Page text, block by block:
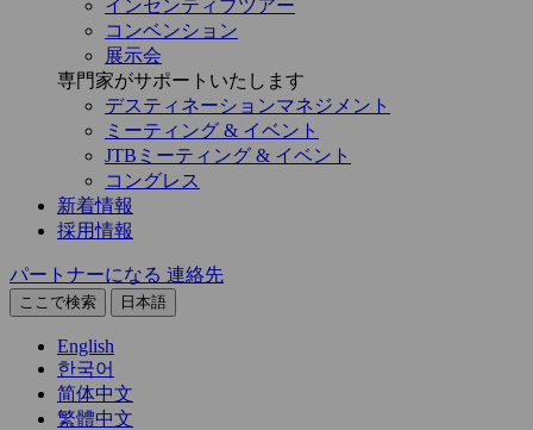
インセンティブツアー
コンベンション
展示会
専門家がサポートいたします
デスティネーションマネジメント
ミーティング & イベント
JTBミーティング & イベント
コングレス
新着情報
採用情報
パートナーになる 連絡先
ここで検索 日本語
English
한국어
简体中文
繁體中文